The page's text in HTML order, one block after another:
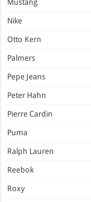
Mustang
Nike
Otto Kern
Palmers
Pepe Jeans
Peter Hahn
Pierre Cardin
Puma
Ralph Lauren
Reebok
Roxy